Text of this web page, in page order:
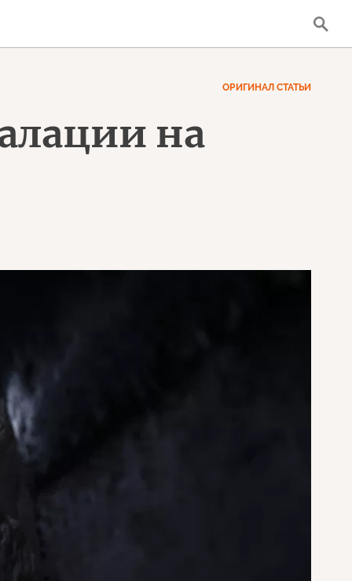
ОРИГИНАЛ СТАТЬИ
на